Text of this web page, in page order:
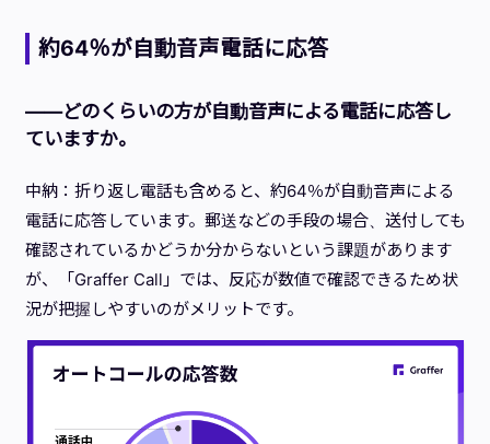
約64％が自動音声電話に応答
——どのくらいの方が自動音声による電話に応答し
ていますか。
中納：折り返し電話も含めると、約64％が自動音声による
電話に応答しています。郵送などの手段の場合、送付しても
確認されているかどうか分からないという課題があります
が、「Graffer Call」では、反応が数値で確認できるため状
況が把握しやすいのがメリットです。